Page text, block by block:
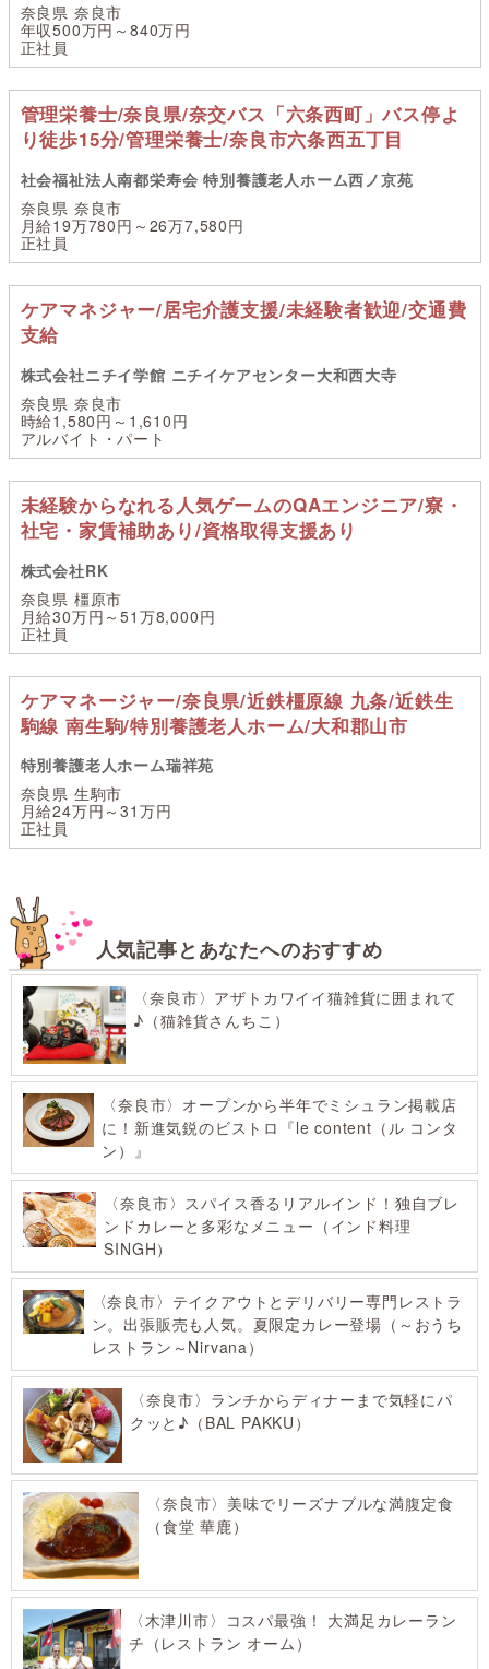
奈良県 奈良市
年収500万円～840万円
正社員
管理栄養士/奈良県/奈交バス「六条西町」バス停よ
り徒歩15分/管理栄養士/奈良市六条西五丁目
社会福祉法人南都栄寿会 特別養護老人ホーム西ノ京苑
奈良県 奈良市
月給19万780円～26万7,580円
正社員
ケアマネジャー/居宅介護支援/未経験者歓迎/交通費
支給
株式会社ニチイ学館 ニチイケアセンター大和西大寺
奈良県 奈良市
時給1,580円～1,610円
アルバイト・パート
未経験からなれる人気ゲームのQAエンジニア/寮・
社宅・家賃補助あり/資格取得支援あり
株式会社RK
奈良県 橿原市
月給30万円～51万8,000円
正社員
ケアマネージャー/奈良県/近鉄橿原線 九条/近鉄生
駒線 南生駒/特別養護老人ホーム/大和郡山市
特別養護老人ホーム瑞祥苑
奈良県 生駒市
月給24万円～31万円
正社員
人気記事とあなたへのおすすめ
〈奈良市〉アザトカワイイ猫雑貨に囲まれて
♪（猫雑貨さんちこ）
〈奈良市〉オープンから半年でミシュラン掲載店
に！新進気鋭のビストロ『le content（ル コンタ
ン）』
〈奈良市〉スパイス香るリアルインド！独自ブレ
ンドカレーと多彩なメニュー（インド料理
SINGH）
〈奈良市〉テイクアウトとデリバリー専門レストラ
ン。出張販売も人気。夏限定カレー登場（～おうち
レストラン～Nirvana）
〈奈良市〉ランチからディナーまで気軽にパ
クッと♪（BAL PAKKU）
〈奈良市〉美味でリーズナブルな満腹定食
（食堂 華鹿）
〈木津川市〉コスパ最強！ 大満足カレーラン
チ（レストラン オーム）